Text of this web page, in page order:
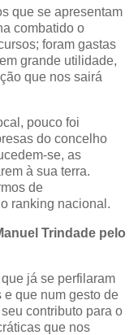
que se apresentam
combatido o
foram gastas
grande utilidade,
que nos sairá
pouco foi
do concelho
se, as
à sua terra.
de
ranking nacional.
Trindade pelo
já se perfilaram
que num gesto de
contributo para o
que nos